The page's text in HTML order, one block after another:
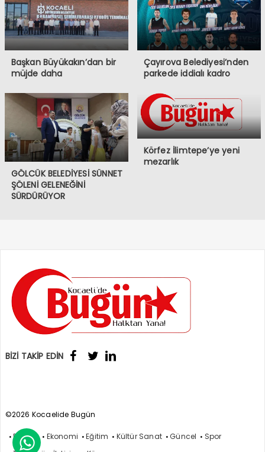
Başkan Büyükakın’dan bir
müjde daha
Çayırova Belediyesi’nden
parkede iddialı kadro
GÖLCÜK BELEDİYESİ SÜNNET
ŞÖLENİ GELENEĞİNİ
SÜRDÜRÜYOR
Körfez İlimtepe’ye yeni
mezarlık
BİZİ TAKİP EDİN
©2026 Kocaelide Bugün
Politika Ekonomi Eğitim Kültür Sanat Güncel
Spor
